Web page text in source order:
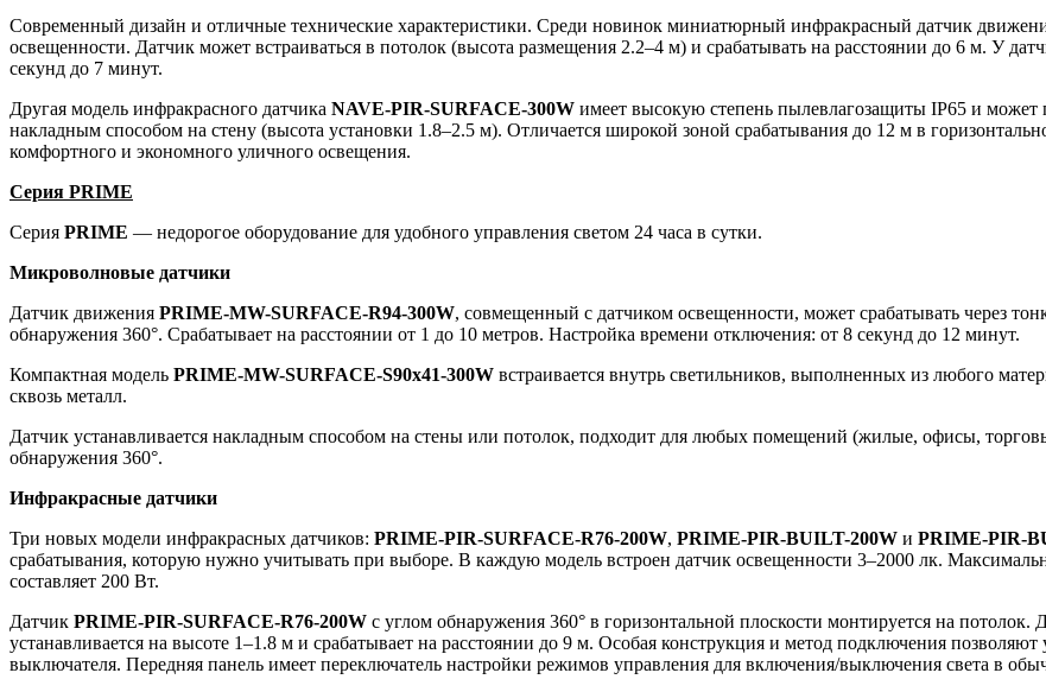
Современный дизайн и отличные технические характеристики. Среди новинок миниатюрный инфракрасный датчик
освещенности. Датчик может встраиваться в потолок (высота размещения 2.2–4 м) и срабатывать на расстоянии до 6 м. У
секунд до 7 минут.
Другая модель инфракрасного датчика NAVE-PIR-SURFACE-300W имеет высокую степень пылевлагозащиты IP65 и может
накладным способом на стену (высота установки 1.8–2.5 м). Отличается широкой зоной срабатывания до 12 м в
комфортного и экономного уличного освещения.
Серия PRIME
Серия PRIME — недорогое оборудование для удобного управления светом 24 часа в сутки.
Микроволновые датчики
Датчик движения PRIME-MW-SURFACE-R94-300W, совмещенный с датчиком освещенности, может срабатывать через
обнаружения 360°. Срабатывает на расстоянии от 1 до 10 метров. Настройка времени отключения: от 8 секунд до 12 минут.
Компактная модель PRIME-MW-SURFACE-S90x41-300W встраивается внутрь светильников, выполненных из любого
сквозь металл.
Датчик устанавливается накладным способом на стены или потолок, подходит для любых помещений (жилые, офисы,
обнаружения 360°.
Инфракрасные датчики
Три новых модели инфракрасных датчиков: PRIME-PIR-SURFACE-R76-200W, PRIME-PIR-BUILT-200W и PRIME-PIR-
срабатывания, которую нужно учитывать при выборе. В каждую модель встроен датчик освещенности 3–2000 лк.
составляет 200 Вт.
Датчик PRIME-PIR-SURFACE-R76-200W с углом обнаружения 360° в горизонтальной плоскости монтируется на потолок.
устанавливается на высоте 1–1.8 м и срабатывает на расстоянии до 9 м. Особая конструкция и метод подключения
выключателя. Передняя панель имеет переключатель настройки режимов управления для включения/выключения света в